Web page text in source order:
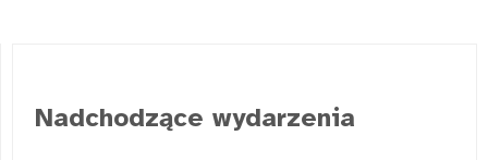
Nadchodzące wydarzenia